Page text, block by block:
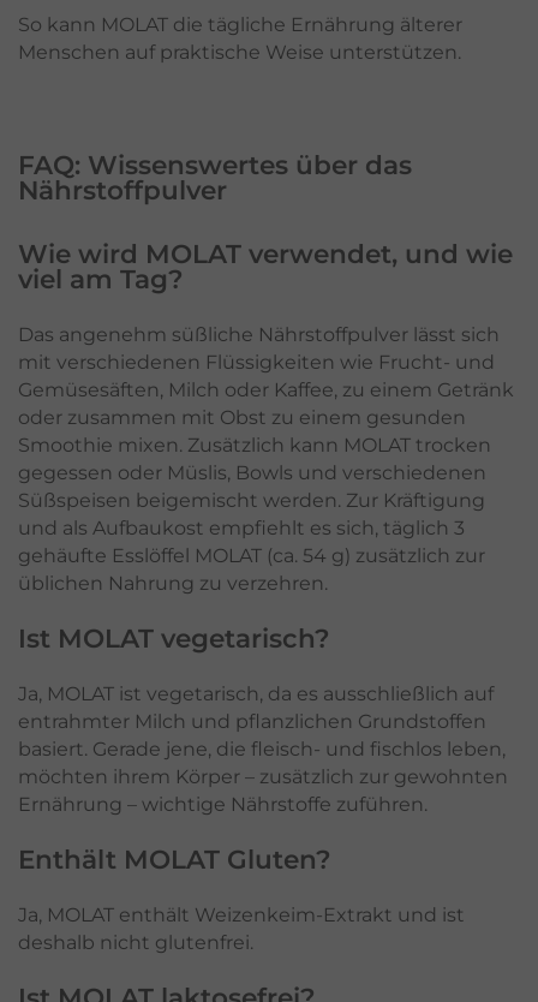
So kann MOLAT die tägliche Ernährung älterer
Menschen auf praktische Weise unterstützen.
FAQ: Wissenswertes über das
Nährstoffpulver
Wie wird MOLAT verwendet, und wie
viel am Tag?
Das angenehm süßliche Nährstoffpulver lässt sich
mit verschiedenen Flüssigkeiten wie Frucht- und
Gemüsesäften, Milch oder Kaffee, zu einem Getränk
oder zusammen mit Obst zu einem gesunden
Smoothie mixen. Zusätzlich kann MOLAT trocken
gegessen oder Müslis, Bowls und verschiedenen
Süßspeisen beigemischt werden. Zur Kräftigung
und als Aufbaukost empfiehlt es sich, täglich 3
gehäufte Esslöffel MOLAT (ca. 54 g) zusätzlich zur
üblichen Nahrung zu verzehren.
Ist MOLAT vegetarisch?
Ja, MOLAT ist vegetarisch, da es ausschließlich auf
entrahmter Milch und pflanzlichen Grundstoffen
basiert. Gerade jene, die fleisch- und fischlos leben,
möchten ihrem Körper – zusätzlich zur gewohnten
Ernährung – wichtige Nährstoffe zuführen.
Enthält MOLAT Gluten?
Ja, MOLAT enthält Weizenkeim-Extrakt und ist
deshalb nicht glutenfrei.